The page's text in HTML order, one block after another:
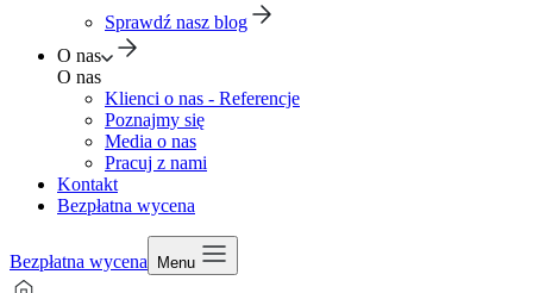
Sprawdź nasz blog
O nas
O nas
Klienci o nas - Referencje
Poznajmy się
Media o nas
Pracuj z nami
Kontakt
Bezpłatna wycena
Bezpłatna wycena Menu